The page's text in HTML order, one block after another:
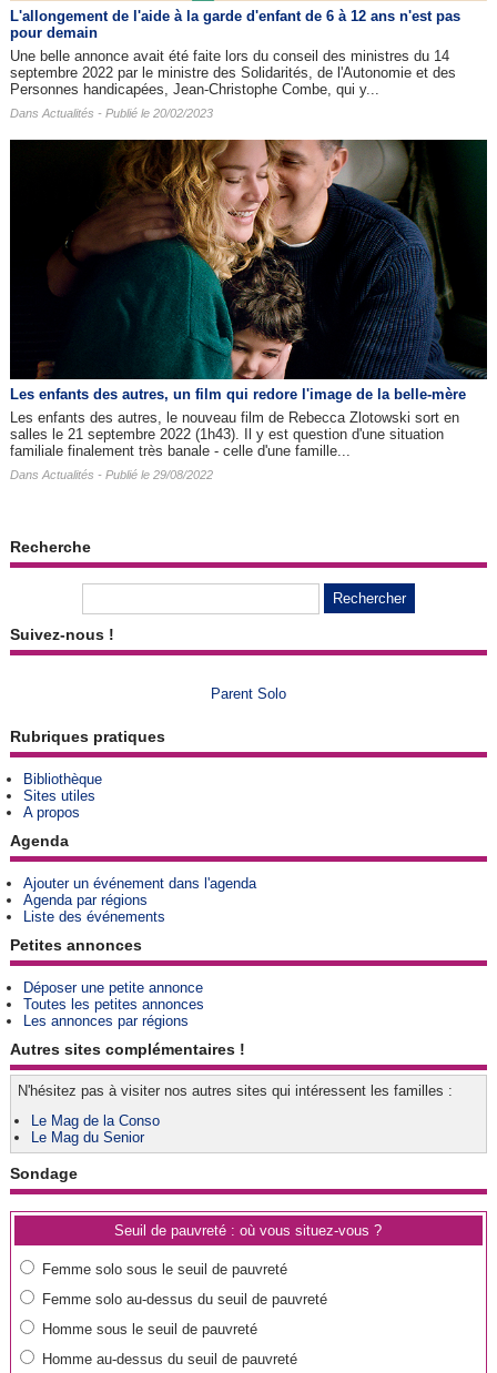
L'allongement de l'aide à la garde d'enfant de 6 à 12 ans n'est pas
pour demain
Une belle annonce avait été faite lors du conseil des ministres du 14
septembre 2022 par le ministre des Solidarités, de l'Autonomie et des
Personnes handicapées, Jean-Christophe Combe, qui y...
Dans Actualités - Publié le 20/02/2023
Les enfants des autres​, un film qui redore l'image de la belle-mère
Les enfants des autres, le nouveau film de Rebecca Zlotowski sort en
salles le 21 septembre 2022 (1h43). Il y est question d'une situation
familiale finalement très banale - celle d'une famille...
Dans Actualités - Publié le 29/08/2022
Recherche
Suivez-nous !
Parent Solo
Rubriques pratiques
Bibliothèque
Sites utiles
A propos
Agenda
Ajouter un événement dans l'agenda
Agenda par régions
Liste des événements
Petites annonces
Déposer une petite annonce
Toutes les petites annonces
Les annonces par régions
Autres sites complémentaires !
N'hésitez pas à visiter nos autres sites qui intéressent les familles :
Le Mag de la Conso
Le Mag du Senior
Sondage
Seuil de pauvreté : où vous situez-vous ?
Femme solo sous le seuil de pauvreté
Femme solo au-dessus du seuil de pauvreté
Homme sous le seuil de pauvreté
Homme au-dessus du seuil de pauvreté